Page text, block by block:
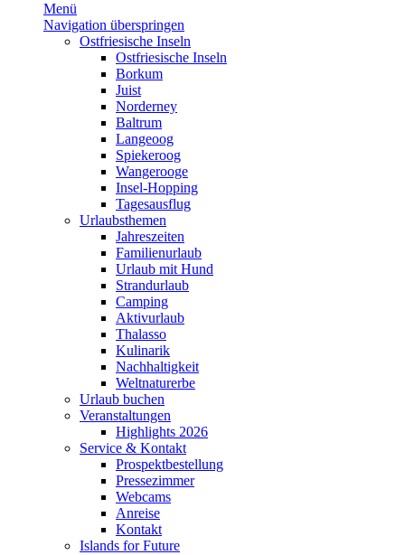
Menü
Navigation überspringen
Ostfriesische Inseln
Ostfriesische Inseln
Borkum
Juist
Norderney
Baltrum
Langeoog
Spiekeroog
Wangerooge
Insel-Hopping
Tagesausflug
Urlaubsthemen
Jahreszeiten
Familienurlaub
Urlaub mit Hund
Strandurlaub
Camping
Aktivurlaub
Thalasso
Kulinarik
Nachhaltigkeit
Weltnaturerbe
Urlaub buchen
Veranstaltungen
Highlights 2026
Service & Kontakt
Prospektbestellung
Pressezimmer
Webcams
Anreise
Kontakt
Islands for Future